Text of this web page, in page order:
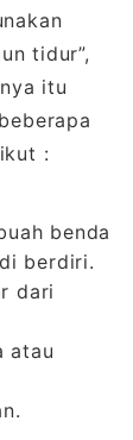
tidur”,
itu
:
benda
berdiri.
dari
atau